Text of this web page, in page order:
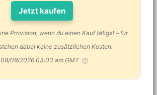
Jetzt kaufen
Provision, wenn du einen Kauf tätigst – für
dabei keine zusätzlichen Kosten.
08/09/2026 03:03 am GMT